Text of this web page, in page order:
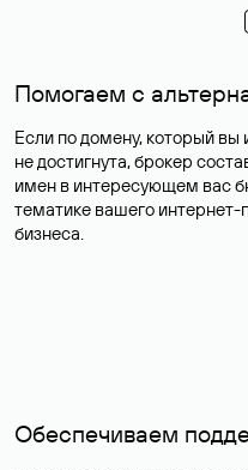
Помогаем с
Если по домену, который вы
не достигнута, брокер
имен в интересующем вас
тематике вашего
бизнеса.
Обеспечиваем